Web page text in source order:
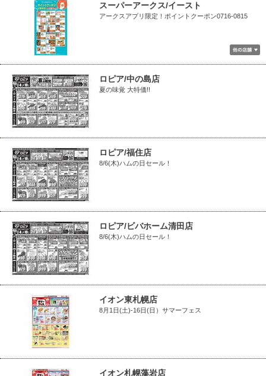
スーパーアークス/イースト
アークスアプリ限定！ポイントクーポン0716-0815
ロピア/中の島店
夏の味覚 大特価!!
ロピア/福住店
8/6(木)ハムの日セール！
ロピア/ビバホーム清田店
8/6(木)ハムの日セール！
イオン東札幌店
8月1日(土)-16日(日）サマーフェス
イオン札幌藻岩店